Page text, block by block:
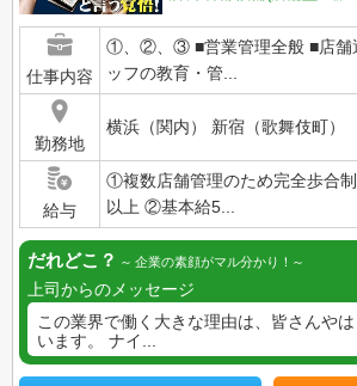
仕事内容
①、②、③ ■営業管理全般 ■店舗
ッフの教育・管...
勤務地
横浜（関内） 新宿（歌舞伎町）
給与
①複数店舗管理のため完全歩合
以上 ②基本給5...
だれどこ？ 企業の素顔がマル分かり！
上司からのメッセージ
この業界で働く大きな理由は、皆さんや
います。 ナイ...